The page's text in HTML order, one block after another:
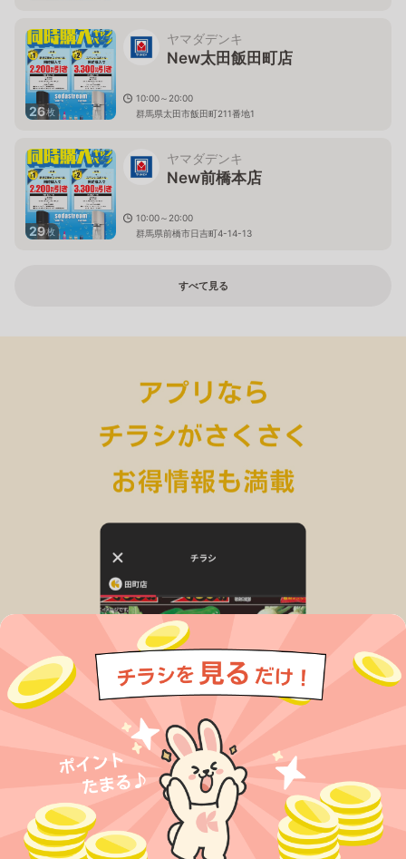
26枚
ヤマダデンキ
New太田飯田町店
10:00～20:00
群馬県太田市飯田町211番地1
29枚
ヤマダデンキ
New前橋本店
10:00～20:00
群馬県前橋市日吉町4-14-13
すべて見る